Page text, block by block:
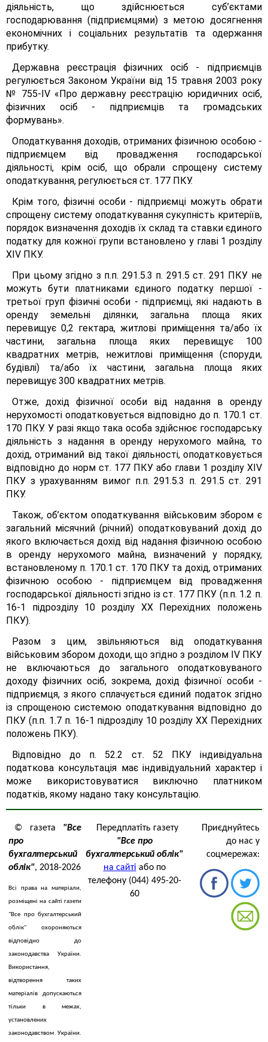
діяльність, що здійснюється суб’єктами
господарювання (підприємцями) з метою досягнення
економічних і соціальних результатів та одержання
прибутку.
Державна реєстрація фізичних осіб - підприємців
регулюється Законом України від 15 травня 2003 року
№ 755-ІV «Про державну реєстрацію юридичних осіб,
фізичних осіб - підприємців та громадських
формувань».
Оподаткування доходів, отриманих фізичною особою -
підприємцем від провадження господарської
діяльності, крім осіб, що обрали спрощену систему
оподаткування, регулюється ст. 177 ПКУ.
Крім того, фізичні особи - підприємці можуть обрати
спрощену систему оподаткування сукупність критеріїв,
порядок визначення доходів їх склад та ставки єдиного
податку для кожної групи встановлено у главі 1 розділу
XIV ПКУ.
При цьому згідно з п.п. 291.5.3 п. 291.5 ст. 291 ПКУ не
можуть бути платниками єдиного податку першої -
третьої груп фізичні особи - підприємці, які надають в
оренду земельні ділянки, загальна площа яких
перевищує 0,2 гектара, житлові приміщення та/або їх
частини, загальна площа яких перевищує 100
квадратних метрів, нежитлові приміщення (споруди,
будівлі) та/або їх частини, загальна площа яких
перевищує 300 квадратних метрів.
Отже, дохід фізичної особи від надання в оренду
нерухомості оподатковується відповідно до п. 170.1 ст.
170 ПКУ. У разі якщо така особа здійснює господарську
діяльність з надання в оренду нерухомого майна, то
дохід, отриманий від такої діяльності, оподатковується
відповідно до норм ст. 177 ПКУ або глави 1 розділу XIV
ПКУ з урахуванням вимог п.п. 291.5.3 п. 291.5 ст. 291
ПКУ.
Також, об’єктом оподаткування військовим збором є
загальний місячний (річний) оподатковуваний дохід до
якого включається дохід від надання фізичною особою
в оренду нерухомого майна, визначений у порядку,
встановленому п. 170.1 ст. 170 ПКУ та дохід, отриманих
фізичною особою - підприємцем від провадження
господарської діяльності згідно із ст. 177 ПКУ (п.п. 1.2 п.
16-1 підрозділу 10 розділу XX Перехідних положень
ПКУ).
Разом з цим, звільняються від оподаткування
військовим збором доходи, що згідно з розділом IV ПКУ
не включаються до загального оподатковуваного
доходу фізичних осіб, зокрема, дохід фізичної особи -
підприємця, з якого сплачується єдиний податок згідно
із спрощеною системою оподаткування відповідно до
ПКУ (п.п. 1.7 п. 16-1 підрозділу 10 розділу XX Перехідних
положень ПКУ).
Відповідно до п. 52.2 ст. 52 ПКУ індивідуальна
податкова консультація має індивідуальний характер і
може використовуватися виключно платником
податків, якому надано таку консультацію.
© газета "Все
про
бухгалтерський
облік", 2018-2026
Всі права на матеріали,
розміщені на сайті газети
"Все про бухгалтерський
облік" охороняються
відповідно до
законодавства України.
Використання,
відтворення таких
матеріалів допускаються
тільки в межах,
установлених
законодавством України.
Передплатіть газету
"Все про
бухгалтерський облік"
на сайті або по
телефону (044) 495-20-
60
Приєднуйтесь
до нас у
соцмережах: